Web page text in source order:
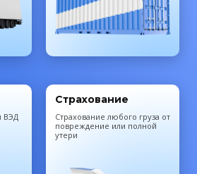
ВЭД
Страхование
Cтрахование любого груза от
повреждение или полной
утери